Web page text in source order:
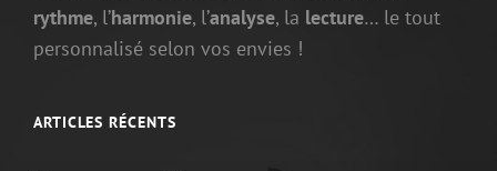
rythme, l’harmonie, l’analyse, la lecture… le tout
personnalisé selon vos envies !
ARTICLES RÉCENTS